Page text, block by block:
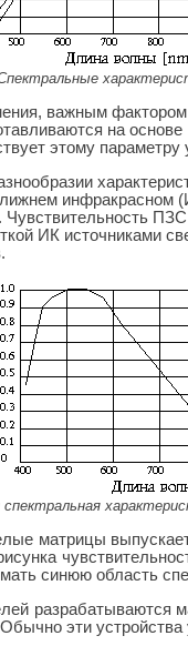
важным
на
этому
инфракрасном
Чувствительность
ИК источниками
матрицы
синюю область
разрабатываются
эти